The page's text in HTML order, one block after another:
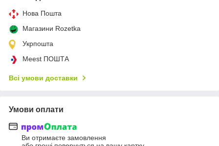
Нова Пошта
Магазини Rozetka
Укрпошта
Meest ПОШТА
Всі умови доставки
Умови оплати
Ви отримаєте замовлення